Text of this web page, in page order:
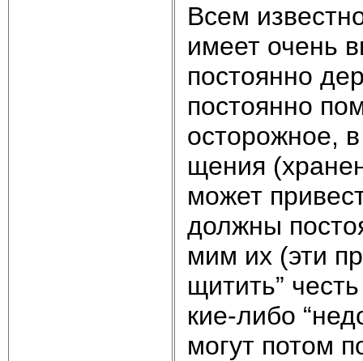
Всем
име­ет очень
по­сто­ян­но
по­сто­ян­но
ос­то­рож­ное,
ще­ния
мо­жет
долж­ны
мим их (эти
щи­тить”
кие-ли­бо
мо­гут по­том